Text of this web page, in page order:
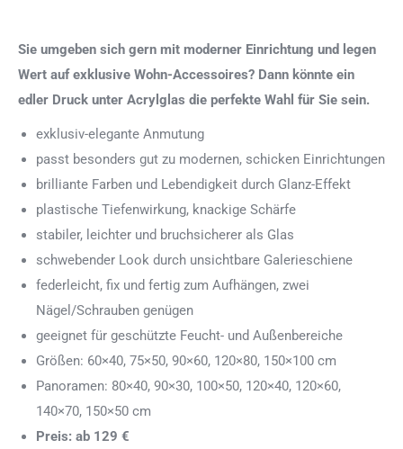
Sie umgeben sich gern mit moderner Einrichtung und legen
Wert auf exklusive Wohn-Accessoires? Dann könnte ein
edler Druck unter Acrylglas die perfekte Wahl für Sie sein.
exklusiv-elegante Anmutung
passt besonders gut zu modernen, schicken Einrichtungen
brilliante Farben und Lebendigkeit durch Glanz-Effekt
plastische Tiefenwirkung, knackige Schärfe
stabiler, leichter und bruchsicherer als Glas
schwebender Look durch unsichtbare Galerieschiene
federleicht, fix und fertig zum Aufhängen, zwei
Nägel/Schrauben genügen
geeignet für geschützte Feucht- und Außenbereiche
Größen: 60×40, 75×50, 90×60, 120×80, 150×100 cm
Panoramen: 80×40, 90×30, 100×50, 120×40, 120×60,
140×70, 150×50 cm
Preis: ab 129 €